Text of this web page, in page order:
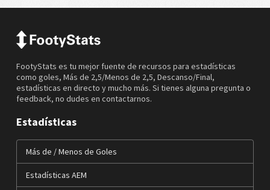
FootyStats es tu mejor fuente de recursos para estadísticas
como goles, Más de 2,5/Menos de 2,5, Descanso/Final,
estadísticas en directo y mucho más. Si tienes alguna pregunta o
feedback, no dudes en contactarnos.
Estadísticas
Más de / Menos de Goles
Estadísticas AEM